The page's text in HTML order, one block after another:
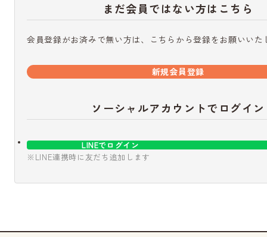
まだ会員ではない方はこちら
会員登録がお済みで無い方は、こちらから登録をお願いいた
新規会員登録
ソーシャルアカウントでログイン
LINEでログイン
※LINE連携時に友だち追加します